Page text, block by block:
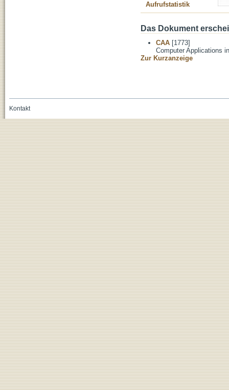
Aufrufstatistik
Das Dokument
CAA [1773]
Computer Applications
Zur Kurzanzeige
Kontakt